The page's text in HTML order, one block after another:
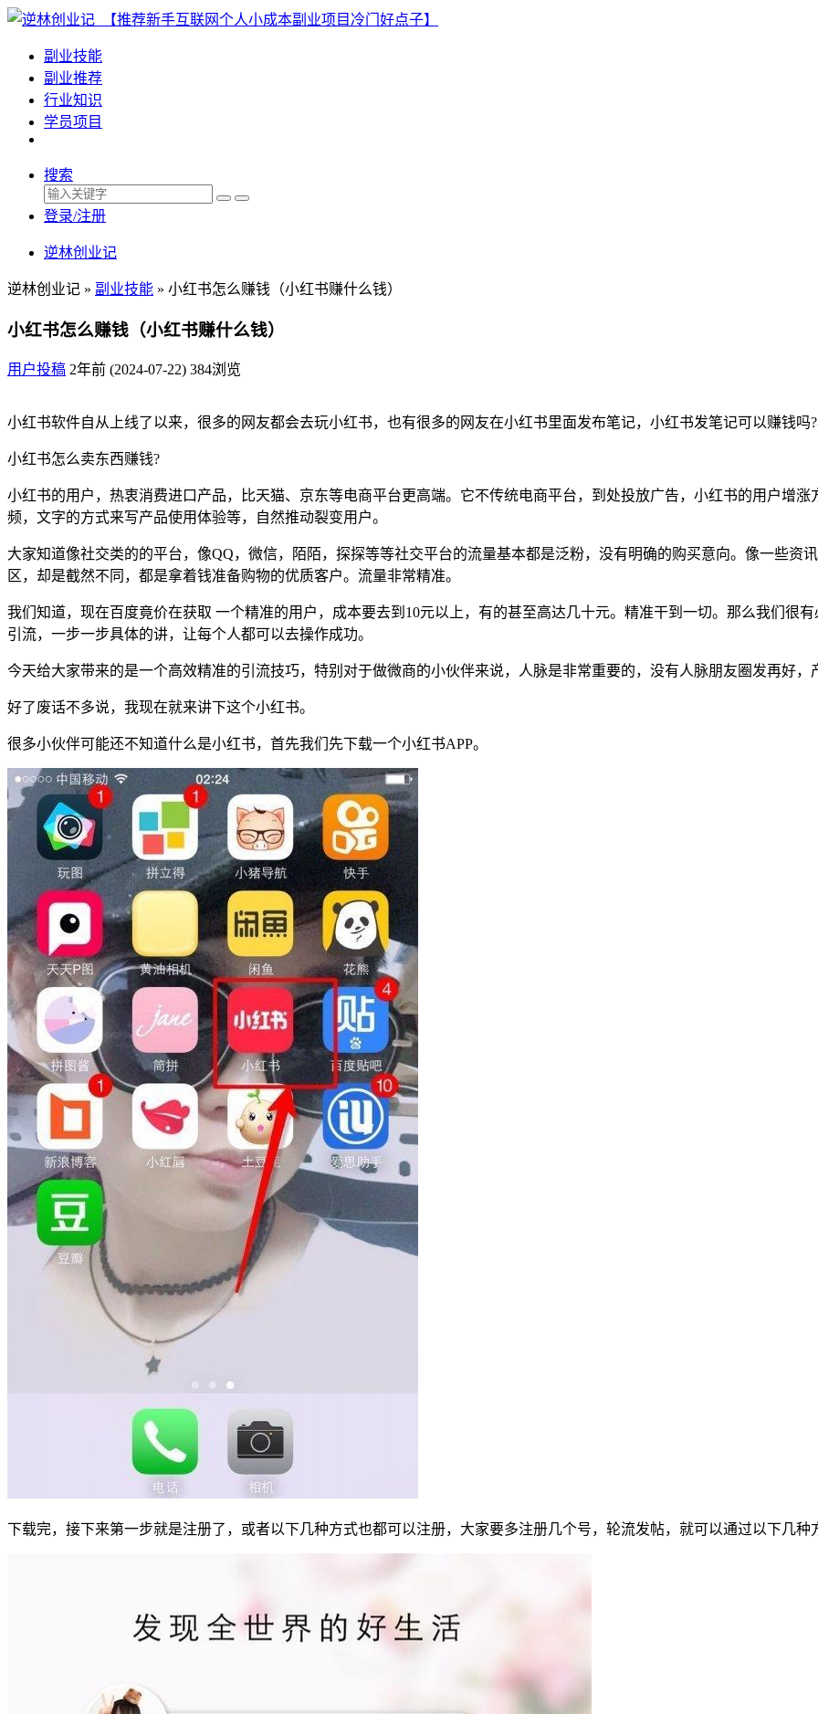
副业技能
副业推荐
行业知识
学员项目
搜索
登录/注册
逆林创业记
逆林创业记 » 副业技能 » 小红书怎么赚钱（小红书赚什么钱）
小红书怎么赚钱（小红书赚什么钱）
用户投稿 2年前 (2024-07-22) 384浏览
小红书软件自从上线了以来，很多的网友都会去玩小红书，也有很多的网友在小红书里面发布笔记，小红书发笔记可以赚钱吗
小红书怎么卖东西赚钱?
小红书的用户，热衷消费进口产品，比天猫、京东等电商平台更高端。它不传统电商平台，到处投放广告，小红书的用户增
频，文字的方式来写产品使用体验等，自然推动裂变用户。
大家知道像社交类的的平台，像QQ，微信，陌陌，探探等等社交平台的流量基本都是泛粉，没有明确的购买意向。像一些资
区，却是截然不同，都是拿着钱准备购物的优质客户。流量非常精准。
我们知道，现在百度竟价在获取 一个精准的用户，成本要去到10元以上，有的甚至高达几十元。精准干到一切。那么我们很
引流，一步一步具体的讲，让每个人都可以去操作成功。
今天给大家带来的是一个高效精准的引流技巧，特别对于做微商的小伙伴来说，人脉是非常重要的，没有人脉朋友圈发再好，
好了废话不多说，我现在就来讲下这个小红书。
很多小伙伴可能还不知道什么是小红书，首先我们先下载一个小红书APP。
下载完，接下来第一步就是注册了，或者以下几种方式也都可以注册，大家要多注册几个号，轮流发帖，就可以通过以下几种